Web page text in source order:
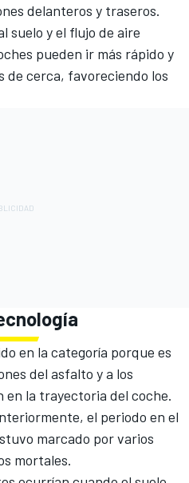
delanteros y traseros.
suelo y el flujo de aire
pueden ir más rápido y
de cerca, favoreciendo los
en la categoría porque es
del asfalto y a los
la trayectoria del coche.
el periodo en el
marcado por varios
mortales.